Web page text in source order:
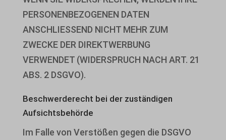
PERSONENBEZOGENEN DATEN
ANSCHLIESSEND NICHT MEHR ZUM
ZWECKE DER DIREKTWERBUNG
VERWENDET (WIDERSPRUCH NACH ART. 21
ABS. 2 DSGVO).
Beschwerde­recht bei der zuständigen
Aufsichts­behörde
Im Falle von Verstößen gegen die DSGVO
Zustimmung des Nutzers gemäß der DSGVO.
Details anzeigen
_lscache_vary
cmplz_banner-status
Statistik-Cookies sammeln Nutzungsinformationen, die uns
Einblicke geben, wie unsere Besucher mit unserer Website
interagieren.
Details anzeigen
Andere Dienste